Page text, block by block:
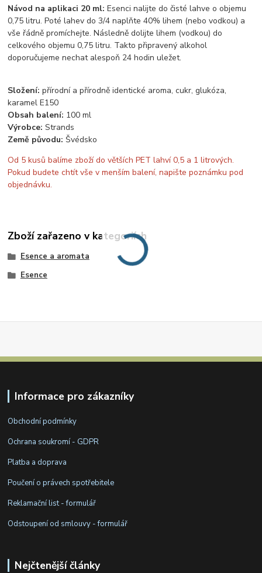
Návod na aplikaci 20 ml:Esenci nalijte do čisté lahve o objemu
0,75 litru. Poté lahev do 3/4 naplňte 40% lihem (nebo vodkou) a
vše řádně promíchejte. Následně dolijte lihem (vodkou) do
celkového objemu 0,75 litru. Takto připravený alkohol
doporučujeme nechat alespoň 24 hodin uležet.
Složení: přírodní a přírodně identické aroma, cukr, glukóza,
karamel E150
Obsah balení: 100 ml
Výrobce: Strands
Země původu:Švédsko
Od 5 kusů balíme zboží do větších PET lahví 0,5 a 1 litrových.
Pokud budete chtít vše v menším balení, napište poznámku pod
objednávku.
Zboží zařazeno v kategoriích
Esence a aromata
Esence
Informace pro zákazníky
Obchodní podmínky
Ochrana soukromí - GDPR
Platba a doprava
Poučení o právech spotřebitele
Reklamační list - formulář
Odstoupení od smlouvy - formulář
Nejčtenější články